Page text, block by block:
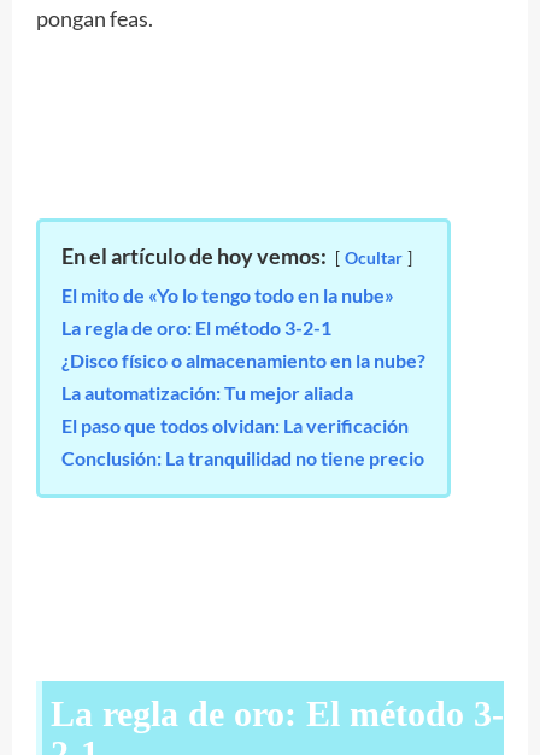
pongan feas.
En el artículo de hoy vemos: Ocultar
El mito de «Yo lo tengo todo en la nube»
La regla de oro: El método 3-2-1
¿Disco físico o almacenamiento en la nube?
La automatización: Tu mejor aliada
El paso que todos olvidan: La verificación
Conclusión: La tranquilidad no tiene precio
La regla de oro: El método 3-